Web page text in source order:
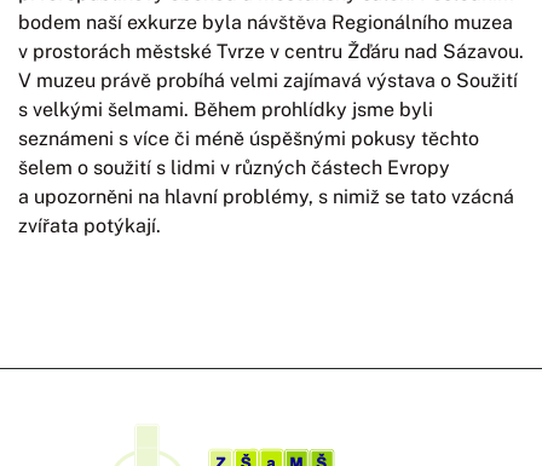
bodem naší exkurze byla návštěva Regionálního muzea
v prostorách městské Tvrze v centru Žďáru nad Sázavou.
V muzeu právě probíhá velmi zajímavá výstava o Soužití
s velkými šelmami. Během prohlídky jsme byli
seznámeni s více či méně úspěšnými pokusy těchto
šelem o soužití s lidmi v různých částech Evropy
a upozorněni na hlavní problémy, s nimiž se tato vzácná
zvířata potýkají.